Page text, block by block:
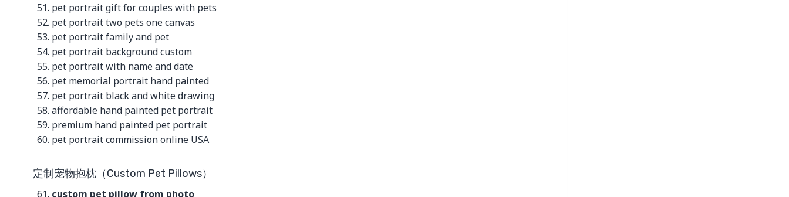
pet portrait gift for couples with pets
pet portrait two pets one canvas
pet portrait family and pet
pet portrait background custom
pet portrait with name and date
pet memorial portrait hand painted
pet portrait black and white drawing
affordable hand painted pet portrait
premium hand painted pet portrait
pet portrait commission online USA
定制宠物抱枕（Custom Pet Pillows）
custom pet pillow from photo